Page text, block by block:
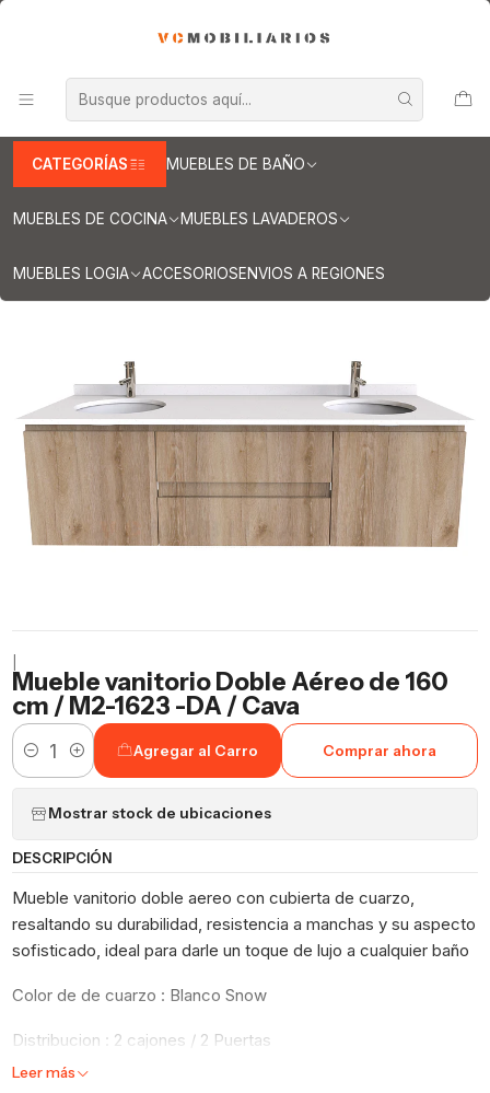
CATEGORÍAS MUEBLES DE BAÑO
MUEBLES DE COCINA MUEBLES LAVADEROS
MUEBLES LOGIA ACCESORIOSENVIOS A REGIONES
Muebles vanitorios aereo doble
Mueble vanitorios aereo - Doble de cuarzo
Muebles vanitorios aereo doble cuarzo / 160 cm
Mueble vanitorio Doble Aéreo de 160 cm / M2-1623 -DA / Cava
Mueble vanitorio Doble Aéreo de 160
cm / M2-1623 -DA / Cava
Cantidad
Agregar al Carro Comprar ahora
Mostrar stock de ubicaciones
DESCRIPCIÓN
Mueble vanitorio doble aereo con cubierta de cuarzo,
resaltando su durabilidad, resistencia a manchas y su aspecto
sofisticado, ideal para darle un toque de lujo a cualquier baño
Color de de cuarzo : Blanco Snow
Distribucion : 2 cajones / 2 Puertas
Leer más